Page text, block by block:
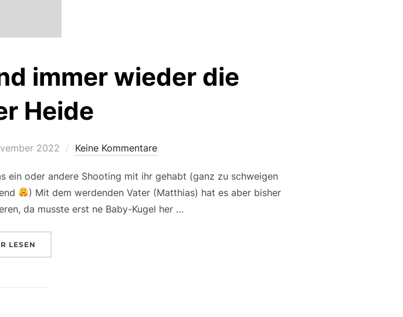
immer wieder die
Heide
2022 Keine Kommentare
ein oder andere Shooting mit ihr gehabt (ganz zu schweigen
) Mit dem werdenden Vater (Matthias) hat es aber bisher
da musste erst ne Baby-Kugel her …
ÜBER „EIN BABYBAUCH – UND IMMER WIEDER DIE WAHNER HEIDE“
LESEN